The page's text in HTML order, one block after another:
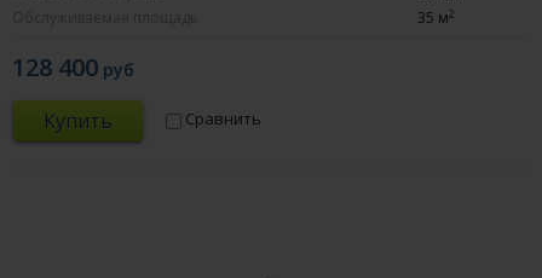
35 м2
128 400 руб
Купить Сравнить